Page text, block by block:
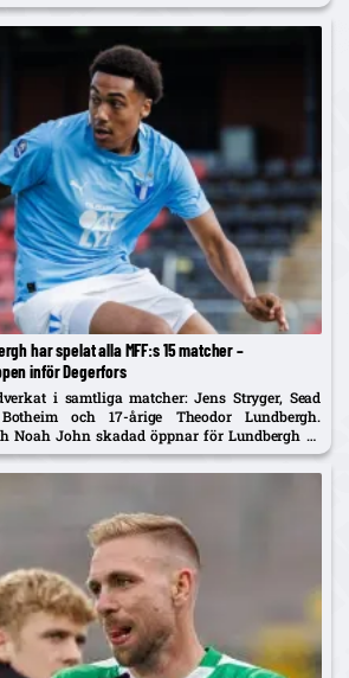
har spelat alla MFF:s 15 matcher –
inför Degerfors
i samtliga matcher: Jens Stryger, Sead
och 17-årige Theodor Lundbergh.
Noah John skadad öppnar för Lundbergh vs